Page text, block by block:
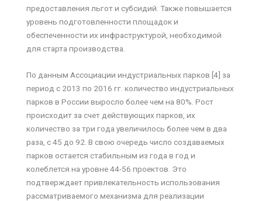
предоставления льгот и субсидий. Также повышается
уровень подготовленности площадок и
обеспеченности их инфраструктурой, необходимой
для старта производства.
По данным Ассоциации индустриальных парков [4] за
период с 2013 по 2016 гг. количество индустриальных
парков в России выросло более чем на 80%. Рост
происходит за счет действующих парков, их
количество за три года увеличилось более чем в два
раза, с 45 до 92. В свою очередь число создаваемых
парков остается стабильным из года в год и
колеблется на уровне 44-56 проектов. Это
подтверждает привлекательность использования
рассматриваемого механизма для реализации